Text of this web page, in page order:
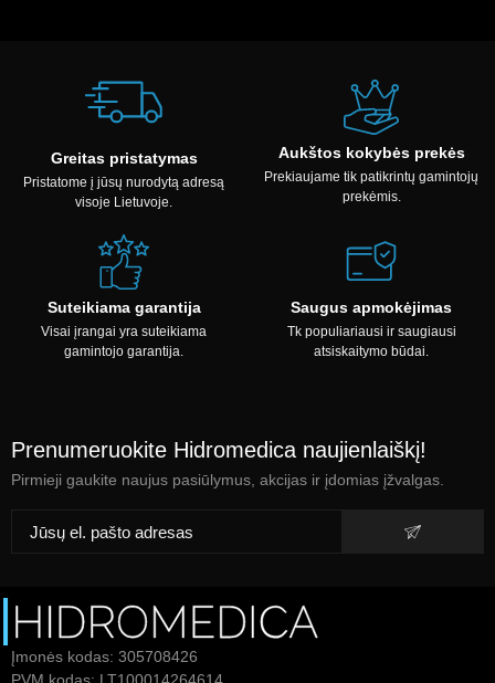
Greitas pristatymas
Pristatome į jūsų nurodytą adresą
visoje Lietuvoje.
Aukštos kokybės prekės
Prekiaujame tik patikrintų gamintojų
prekėmis.
Suteikiama garantija
Visai įrangai yra suteikiama
gamintojo garantija.
Saugus apmokėjimas
Tk populiariausi ir saugiausi
atsiskaitymo būdai.
Prenumeruokite Hidromedica naujienlaiškį!
Pirmieji gaukite naujus pasiūlymus, akcijas ir įdomias įžvalgas.
Įmonės kodas: 305708426